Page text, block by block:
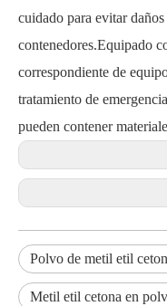
cuidado para evitar
contenedores.Equipado
correspondiente de
tratamiento de
pueden contener
Polvo de metil etil
Metil etil cetona en